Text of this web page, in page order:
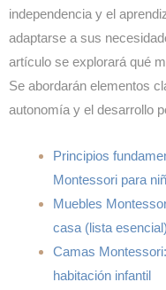
independencia y el
adaptarse a sus
artículo se explorará qué
Se abordarán elementos
autonomía y el desarrollo
Principios
Montessori para
Muebles
casa (lista esencial)
Camas
habitación infantil